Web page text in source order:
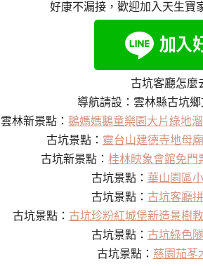
好康不漏接，歡迎加入天生寶
古坑客廳怎麼
導航請設：雲林縣古坑
雲林新景點：鵝媽媽鵝童樂園大片綠地
古坑景點： 靈台山建德寺地母
古坑新景點： 桂林映象會館免門
古坑景點： 華山園區
古坑景點： 古坑客廳
古坑景點： 古坑珍粉紅城堡新造景樹
古坑景點： 古坑綠色
古坑景點： 慈園茄苳